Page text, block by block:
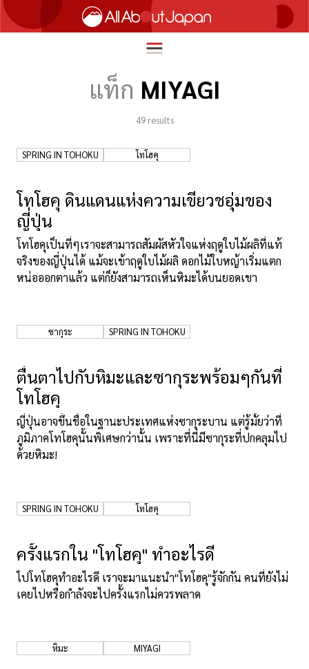
ภาษาไทย
日本語
ท่องเที่ยว
อาหาร
ความบันเทิง
นวัตกรรม
ชีวิตในญี่ปุ่น
เกี่ยวกับเรา
แท็ก MIYAGI
49 results
SPRING IN TOHOKU โทโฮคุ
โทโฮคุ ดินแดนแห่งความเขียวชอุ่มของ
ญี่ปุ่น
โทโฮคุเป็นที่ๆเราจะสามารถสัมผัสหัวใจแห่งฤดูใบไม้ผลิที่แท้
จริงของญี่ปุ่นได้ แม้จะเข้าฤดูใบไม้ผลิ ดอกไม้ใบหญ้าเริ่มแตก
หน่อออกตาแล้ว แต่ก็ยังสามารถเห็นหิมะได้บนยอดเขา
ซากุระ SPRING IN TOHOKU
ตื่นตาไปกับหิมะและซากุระพร้อมๆกันที่
โทโฮคุ
ญี่ปุ่นอาจขึ้นชื่อในฐานะประเทศแห่งซากุระบาน แต่รู้มั้ยว่าที่
ภูมิภาคโทโฮคุนั้นพิเศษกว่านั้น เพราะที่นี่มีซากุระที่ปกคลุมไป
ด้วยหิมะ!
SPRING IN TOHOKU โทโฮคุ
ครั้งแรกใน "โทโฮคุ" ทำอะไรดี
ไปโทโฮคุทำอะไรดี เราจะมาแนะนำ"โทโฮคุ"รู้จักกัน คนที่ยังไม่
เคยไปหรือกำลังจะไปครั้งแรกไม่ควรพลาด
หิมะ MIYAGI